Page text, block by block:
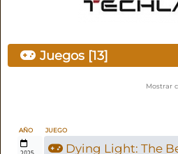
Juegos [13]
Mostrar
AÑO JUEGO
Dying Light: The